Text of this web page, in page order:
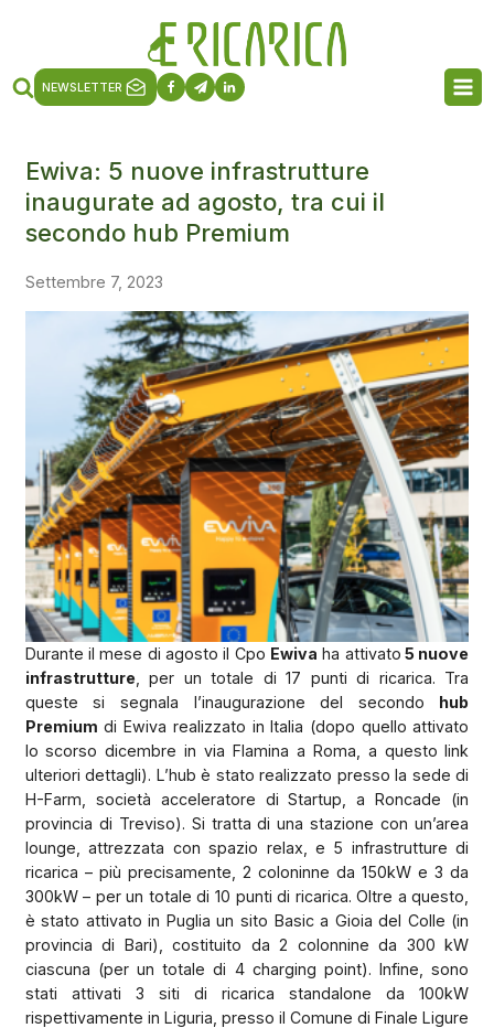
NEWSLETTER
Ewiva: 5 nuove infrastrutture
inaugurate ad agosto, tra cui il
secondo hub Premium
Settembre 7, 2023
Durante il mese di agosto il Cpo Ewiva ha attivato 5 nuove
infrastrutture , per un totale di 17 punti di ricarica. Tra
queste si segnala l’inaugurazione del secondo hub
Premium di Ewiva realizzato in Italia (dopo quello attivato
lo scorso dicembre in via Flamina a Roma, a questo link
ulteriori dettagli). L’hub è stato realizzato presso la sede di
H-Farm, società acceleratore di Startup, a Roncade (in
provincia di Treviso). Si tratta di una stazione con un’area
lounge, attrezzata con spazio relax, e 5 infrastrutture di
ricarica – più precisamente, 2 coloninne da 150kW e 3 da
300kW – per un totale di 10 punti di ricarica. Oltre a questo,
è stato attivato in Puglia un sito Basic a Gioia del Colle (in
provincia di Bari), costituito da 2 colonnine da 300 kW
ciascuna (per un totale di 4 charging point). Infine, sono
stati attivati 3 siti di ricarica standalone da 100kW
rispettivamente in Liguria, presso il Comune di Finale Ligure